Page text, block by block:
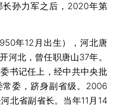
孙力军之后，2020年第
年12月出生），河北唐
河北，曾任职唐山37年。
书记任上，经中共中央批
委，跻身副省级。2006
北省副省长。当年11月14